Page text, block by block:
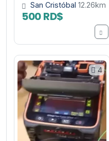
San Cristóbal 12.26km
500 RD$
4